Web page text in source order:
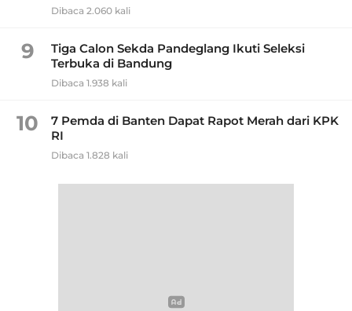
Dibaca 2.060 kali
9
Tiga Calon Sekda Pandeglang Ikuti Seleksi
Terbuka di Bandung
Dibaca 1.938 kali
10
7 Pemda di Banten Dapat Rapot Merah dari KPK
RI
Dibaca 1.828 kali